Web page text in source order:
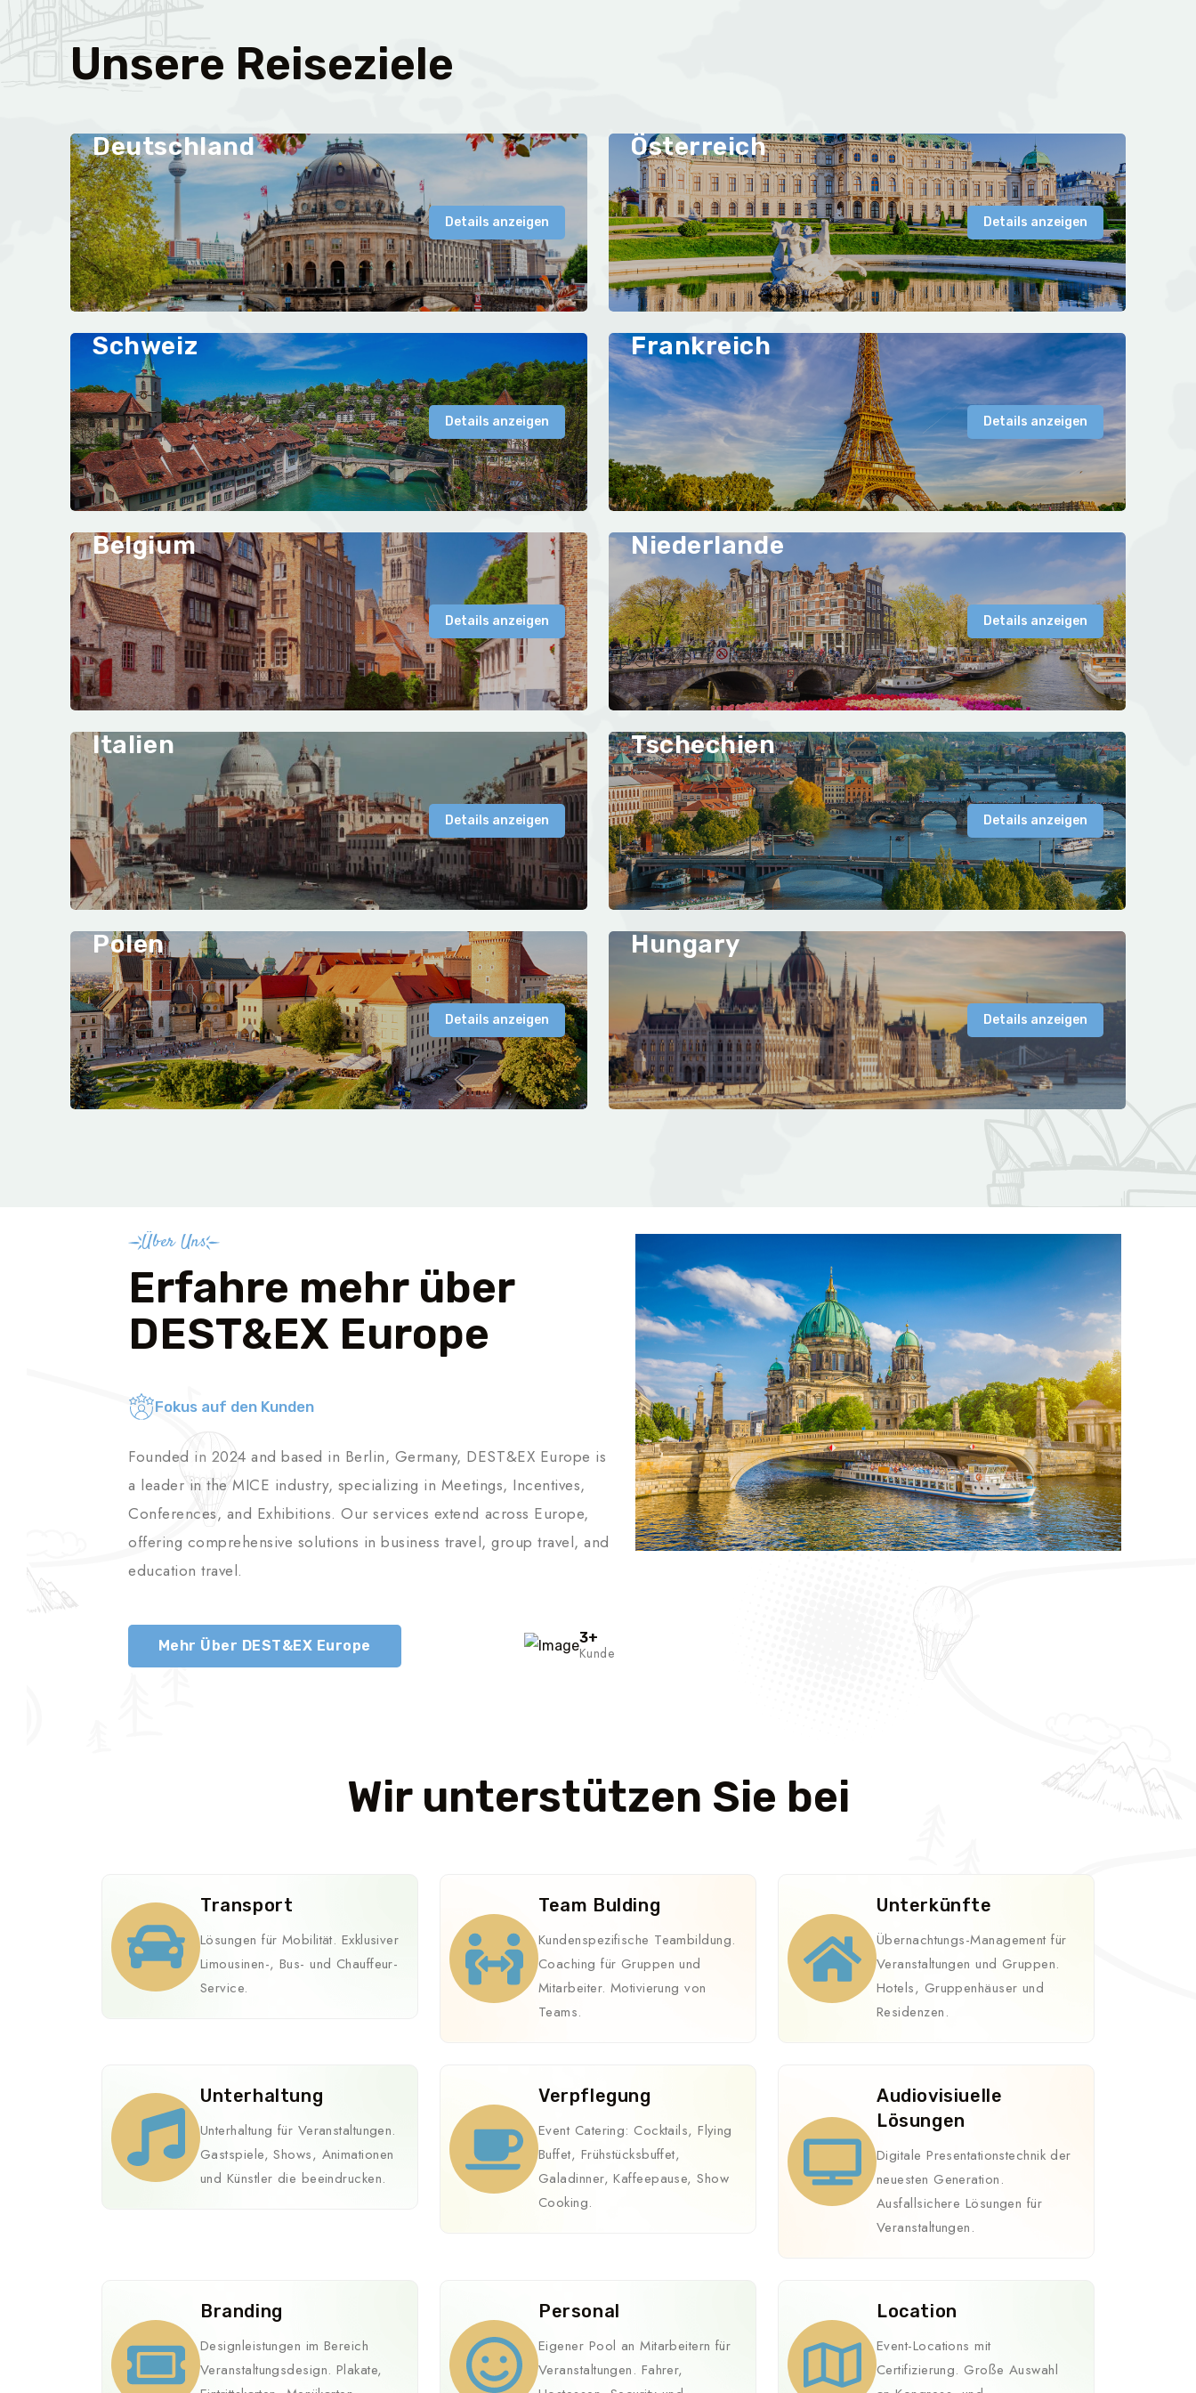
Unsere Reiseziele
Deutschland
Details anzeigen
Österreich
Details anzeigen
Schweiz
Details anzeigen
Frankreich
Details anzeigen
Belgium
Details anzeigen
Niederlande
Details anzeigen
Italien
Details anzeigen
Tschechien
Details anzeigen
Polen
Details anzeigen
Hungary
Details anzeigen
Über Uns
Erfahre mehr über
DEST&EX Europe
Fokus auf den Kunden
Founded in 2024 and based in Berlin, Germany, DEST&EX Europe is
a leader in the MICE industry, specializing in Meetings, Incentives,
Conferences, and Exhibitions. Our services extend across Europe,
offering comprehensive solutions in business travel, group travel, and
education travel.
Mehr Über DEST&EX Europe 3+
Kunde
Wir unterstützen Sie bei
Transport
Lösungen für Mobilität. Exklusiver
Limousinen-, Bus- und Chauffeur-
Service.
Team Bulding
Kundenspezifische Teambildung.
Coaching für Gruppen und
Mitarbeiter. Motivierung von
Teams.
Unterkünfte
Übernachtungs-Management für
Veranstaltungen und Gruppen.
Hotels, Gruppenhäuser und
Residenzen.
Unterhaltung
Unterhaltung für Veranstaltungen.
Gastspiele, Shows, Animationen
und Künstler die beeindrucken.
Verpflegung
Event Catering: Cocktails, Flying
Buffet, Frühstücksbuffet,
Galadinner, Kaffeepause, Show
Cooking.
Audiovisiuelle
Lösungen
Digitale Presentationstechnik der
neuesten Generation.
Ausfallsichere Lösungen für
Veranstaltungen.
Branding
Designleistungen im Bereich
Veranstaltungsdesign. Plakate,
Personal
Eigener Pool an Mitarbeitern für
Veranstaltungen. Fahrer,
Location
Event-Locations mit
Certifizierung. Große Auswahl